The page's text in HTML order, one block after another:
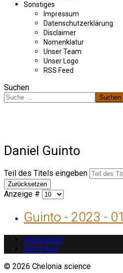
Sonstiges
Impressum
Datenschutzerklärung
Disclaimer
Nomenklatur
Unser Team
Unser Logo
RSS Feed
Suchen
Suchen
Daniel Guinto
Teil des Titels eingeben
Zurücksetzen
Anzeige #
Guinto - 2023 - 01
Impressum
RSS Feed
© 2026 Chelonia science